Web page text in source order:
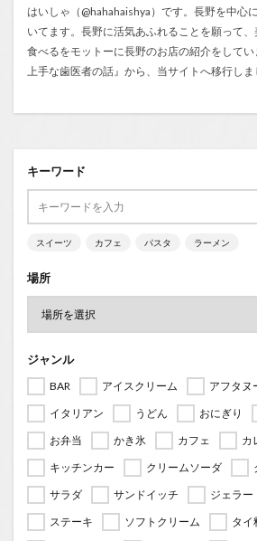
はいしゃ（@hahahaishya）です。長野を中心
いてます。長野に活気あふれることを願って、
食べるをモットーに長野のお店の紹介をして
上手な歯医者の話』から、当サイトへ移行しま
キーワード
スイーツ カフェ パスタ ラーメン
場所
ジャンル
BAR アイスクリーム
アフタヌ
イタリアン
うどん おにぎり
お弁当
かき氷 カフェ カ
キッチンカー
クリームソーダ
サラダ
サンドイッチ ジェラー
ステーキ
ソフトクリーム
タイ